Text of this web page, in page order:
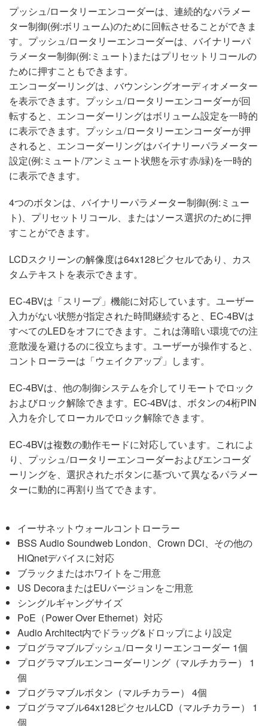
プッシュ/ロータリーエンコーダーは、連続的なパラメー
ター制御(例:ボリューム)のために回転させることができま
す。プッシュ/ロータリーエンコーダーは、バイナリーパ
ラメーター制御(例:ミュート)またはプリセットリコールの
ために押すこともできます。
エンコーダーリングは、バウンシングオーディオメーター
を表示できます。プッシュ/ロータリーエンコーダーが回
転すると、エンコーダーリングはボリューム設定を一時的
に表示できます。プッシュ/ロータリーエンコーダーが押
されると、エンコーダーリングはバイナリーパラメーター
設定(例:ミュート/アンミュート状態を示す赤/緑)を一時的
に表示できます。
4つのボタンは、バイナリーパラメーター制御(例:ミュー
ト)、プリセットリコール、またはソース選択のために押
すことができます。
LCDスクリーンの解像度は64x128ピクセルであり、カス
タムテキストを表示できます。
EC-4BVは「スリープ」機能に対応しています。ユーザー
入力がない状態が指定された時間継続すると、EC-4BVは
すべてのLEDをオフにできます。これは薄暗い環境での注
意散漫を避けるのに役立ちます。ユーザーが操作すると、
コントローラーは「ウェイクアップ」します。
EC-4BVは、他の制御システムを介してリモートでロック
およびロック解除できます。EC-4BVは、ボタンの4桁PIN
入力を介してローカルでロック解除できます。
EC-4BVは複数の動作モードに対応しています。これによ
り、プッシュ/ロータリーエンコーダーおよびエンコーダ
ーリングを、選択されたボタンに基づいて異なるパラメー
ターに動的に再割り当てできます。
イーサネットウォールコントローラー
BSS Audio Soundweb London、Crown DCi、その他の
HiQnetデバイスに対応
ブラックまたはホワイトをご用意
US DecoraまたはEUバージョンをご用意
シングルギャングサイズ
PoE（Power Over Ethernet）対応
Audio Architect内でドラッグ&ドロップにより設定
プログラマブルプッシュ/ロータリーエンコーダー 1個
プログラマブルエンコーダーリング（マルチカラー） 1
個
プログラマブルボタン（マルチカラー） 4個
プログラマブル64x128ピクセルLCD（マルチカラー） 1
個